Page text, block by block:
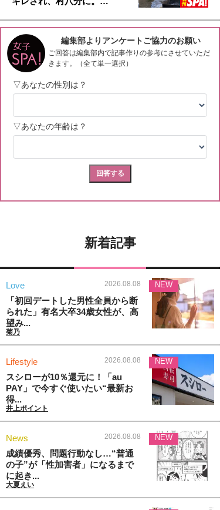
新着記事
Love 2026.08.08
「初回デートした男性全員から断
られた」有名大卒34歳女性が、高
望み...
菊乃
NEW
Lifestyle 2026.08.08
スシローが10％還元に！「au
PAY」で今すぐ使いたい“最新お
得...
井上ポイント
NEW
News 2026.08.08
成績優秀、問題行動なし…“普通
の子”が「性加害者」になるまで
に起き...
大夏えい
NEW